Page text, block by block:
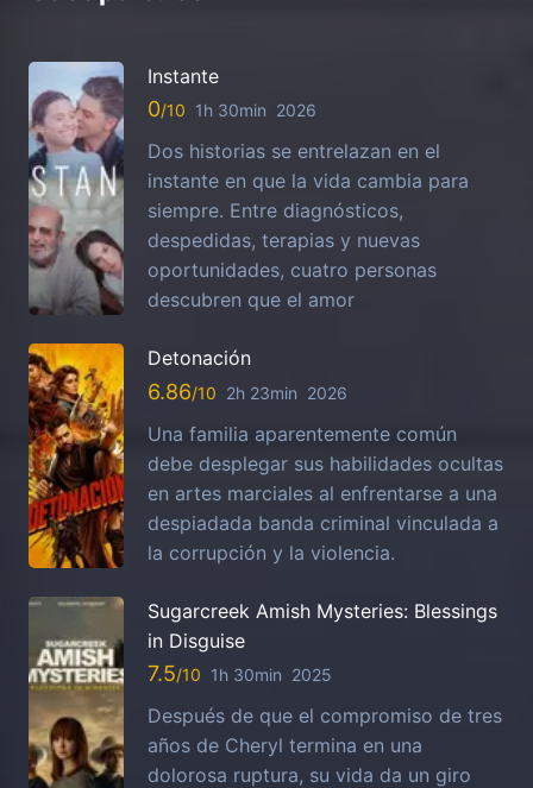
Instante
0 1h 30min 2026
Dos historias se entrelazan en el
instante en que la vida cambia para
siempre. Entre diagnósticos,
despedidas, terapias y nuevas
oportunidades, cuatro personas
descubren que el amor
Detonación
6.86 2h 23min 2026
Una familia aparentemente común
debe desplegar sus habilidades ocultas
en artes marciales al enfrentarse a una
despiadada banda criminal vinculada a
la corrupción y la violencia.
Sugarcreek Amish Mysteries: Blessings
in Disguise
7.5 1h 30min 2025
Después de que el compromiso de tres
años de Cheryl termina en una
dolorosa ruptura, su vida da un giro